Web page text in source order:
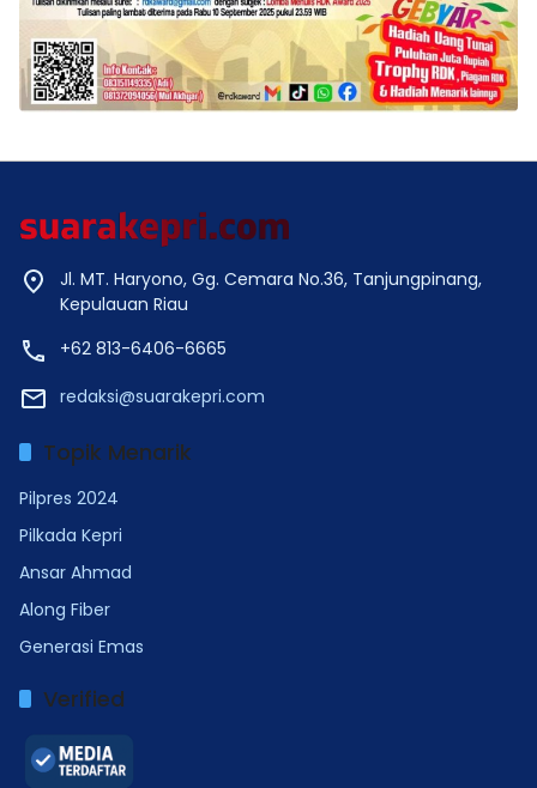
Jl. MT. Haryono, Gg. Cemara No.36, Tanjungpinang,
Kepulauan Riau
+62 813-6406-6665
redaksi@suarakepri.com
Topik Menarik
Pilpres 2024
Pilkada Kepri
Ansar Ahmad
Along Fiber
Generasi Emas
Verified